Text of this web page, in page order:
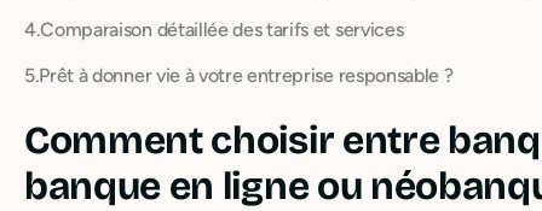
4.Comparaison détaillée des tarifs et services
5.Prêt à donner vie à votre entreprise responsable ?
Comment choisir entre
banque en ligne ou